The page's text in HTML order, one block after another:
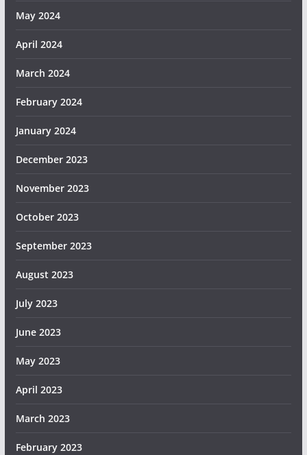
May 2024
April 2024
March 2024
February 2024
January 2024
December 2023
November 2023
October 2023
September 2023
August 2023
July 2023
June 2023
May 2023
April 2023
March 2023
February 2023